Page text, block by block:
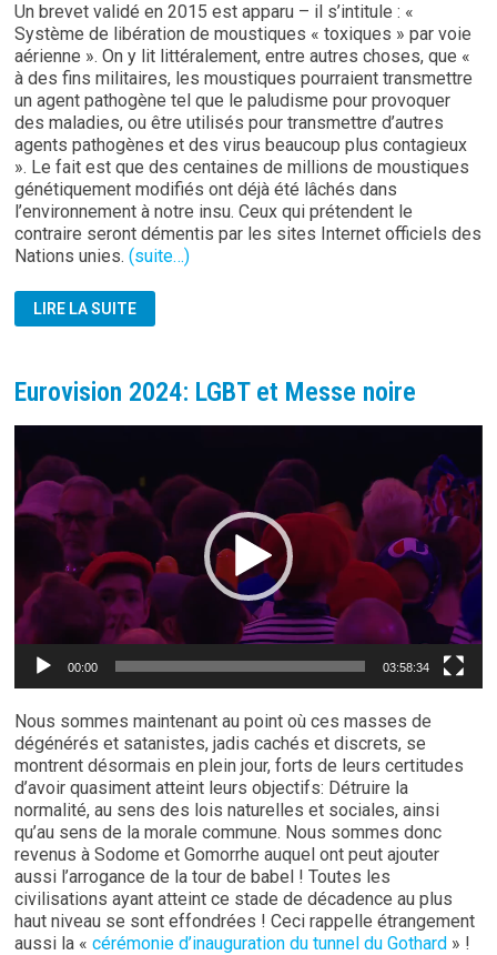
Un brevet validé en 2015 est apparu – il s’intitule : «
Système de libération de moustiques « toxiques » par voie
aérienne ». On y lit littéralement, entre autres choses, que «
à des fins militaires, les moustiques pourraient transmettre
un agent pathogène tel que le paludisme pour provoquer
des maladies, ou être utilisés pour transmettre d’autres
agents pathogènes et des virus beaucoup plus contagieux
». Le fait est que des centaines de millions de moustiques
génétiquement modifiés ont déjà été lâchés dans
l’environnement à notre insu. Ceux qui prétendent le
contraire seront démentis par les sites Internet officiels des
Nations unies.(suite…)
MOUSTIQUES
COMME
LIRE LA SUITE
Eurovision 2024: LGBT et Messe noire
vidéo
00:00 03:58:34
Nous sommes maintenant au point où ces masses de
dégénérés et satanistes, jadis cachés et discrets, se
montrent désormais en plein jour, forts de leurs certitudes
d’avoir quasiment atteint leurs objectifs: Détruire la
normalité, au sens des lois naturelles et sociales, ainsi
qu’au sens de la morale commune. Nous sommes donc
revenus à Sodome et Gomorrhe auquel ont peut ajouter
aussi l’arrogance de la tour de babel ! Toutes les
civilisations ayant atteint ce stade de décadence au plus
haut niveau se sont effondrées ! Ceci rappelle étrangement
aussi la «cérémonie d’inauguration du tunnel du Gothard » !